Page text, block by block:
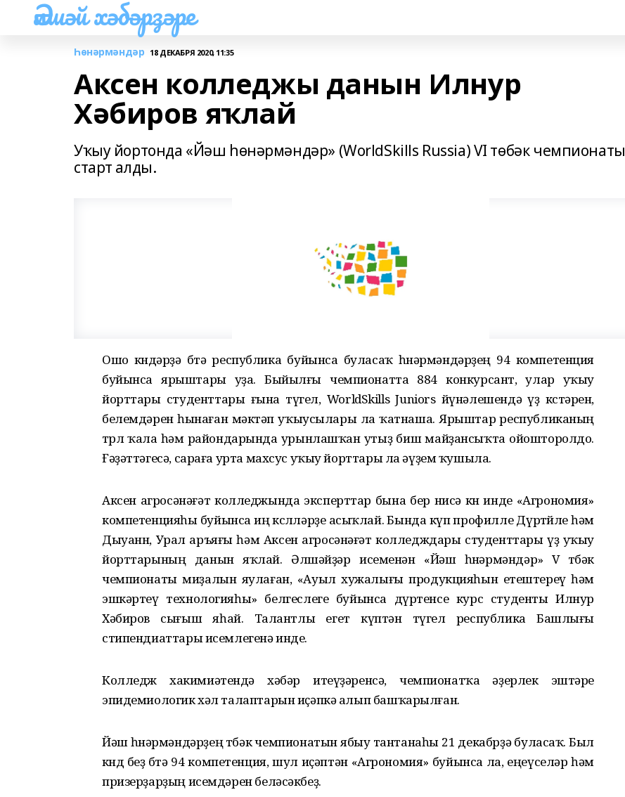
Әлшәй хәбәрҙәре
Һөнәрмәндәр 18 ДЕКАБРЯ 2020, 11:35
Аксен колледжы данын Илнур
Хәбиров яҡлай
Уҡыу йортонда «Йәш һөнәрмәндәр» (WorldSkills Russia) VI төбәк чемпионаты
старт алды.
Ошо көндәрҙә бөтә республика буйынса буласаҡ һөнәрмәндәрҙең 94 компетенция
буйынса ярыштары уҙа. Быйылғы чемпионатта 884 конкурсант, улар уҡыу
йорттары студенттары ғына түгел, WorldSkills Juniors йүнәлешендә үҙ көстәрен,
белемдәрен һынаған мәктәп уҡыусылары ла ҡатнаша. Ярыштар республиканың
төрлө ҡала һәм райондарында урынлашҡан утыҙ биш майҙансыҡта ойошторолдо.
Ғәҙәттәгесә, сараға урта махсус уҡыу йорттары ла әүҙем ҡушыла.
Аксен агросәнәғәт колледжында эксперттар бына бер нисә көн инде «Агрономия»
компетенцияһы буйынса иң көслөләрҙе асыҡлай. Бында күп профилле Дүртөйле һәм
Дыуанн, Урал аръяғы һәм Аксен агросәнәғәт колледждары студенттары үҙ уҡыу
йорттарының данын яҡлай. Әлшәйҙәр исеменән «Йәш һөнәрмәндәр» V төбәк
чемпионаты миҙалын яулаған, «Ауыл хужалығы продукцияһын етештереү һәм
эшкәртеү технологияһы» белгеслеге буйынса дүртенсе курс студенты Илнур
Хәбиров сығыш яһай. Талантлы егет күптән түгел республика Башлығы
стипендиаттары исемлегенә инде.
Колледж хакимиәтендә хәбәр итеүҙәренсә, чемпионатҡа әҙерлек эштәре
эпидемиологик хәл талаптарын иҫәпкә алып башҡарылған.
Йәш һөнәрмәндәрҙең төбәк чемпионатын ябыу тантанаһы 21 декабрҙә буласаҡ. Был
көндө беҙ бөтә 94 компетенция, шул иҫәптән «Агрономия» буйынса ла, еңеүселәр һәм
призерҙарҙың исемдәрен беләсәкбеҙ.